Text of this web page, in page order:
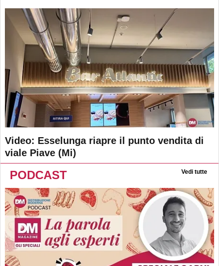
Video: Esselunga riapre il punto vendita di
viale Piave (Mi)
PODCAST Vedi tutte